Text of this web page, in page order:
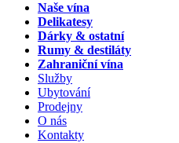
Naše vína
Delikatesy
Dárky & ostatní
Rumy & destiláty
Zahraniční vína
Služby
Ubytování
Prodejny
O nás
Kontakty